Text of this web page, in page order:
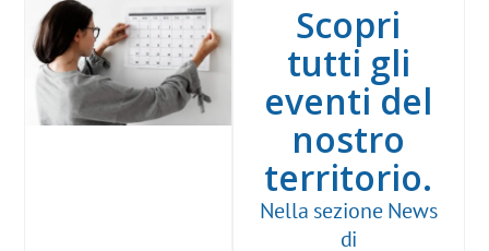
Scopri
tutti gli
eventi del
nostro
territorio.
Nella sezione News
di